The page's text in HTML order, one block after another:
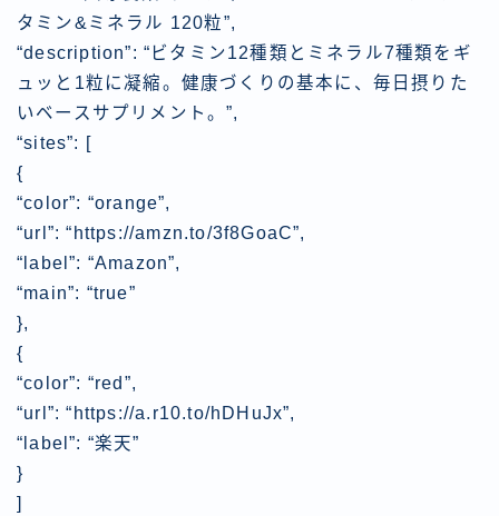
タミン&ミネラル 120粒”,
“description”: “ビタミン12種類とミネラル7種類をギ
ュッと1粒に凝縮。健康づくりの基本に、毎日摂りた
いベースサプリメント。”,
“sites”: [
{
“color”: “orange”,
“url”: “https://amzn.to/3f8GoaC”,
“label”: “Amazon”,
“main”: “true”
},
{
“color”: “red”,
“url”: “https://a.r10.to/hDHuJx”,
“label”: “楽天”
}
]